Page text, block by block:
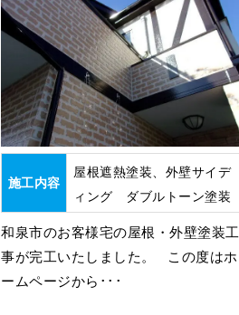
施工内容
屋根遮熱塗装、外壁サイデ
ィング ダブルトーン塗装
和泉市のお客様宅の屋根・外壁塗装工
事が完工いたしました。 この度はホ
ームページから･･･